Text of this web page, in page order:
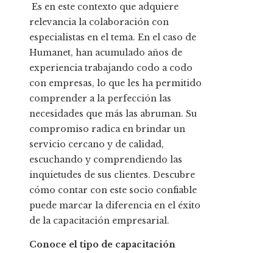
Es en este contexto que adquiere
relevancia la colaboración con
especialistas en el tema. En el caso de
Humanet, han acumulado años de
experiencia trabajando codo a codo
con empresas, lo que les ha permitido
comprender a la perfección las
necesidades que más las abruman. Su
compromiso radica en brindar un
servicio cercano y de calidad,
escuchando y comprendiendo las
inquietudes de sus clientes. Descubre
cómo contar con este socio confiable
puede marcar la diferencia en el éxito
de la capacitación empresarial.
Conoce el tipo de capacitación